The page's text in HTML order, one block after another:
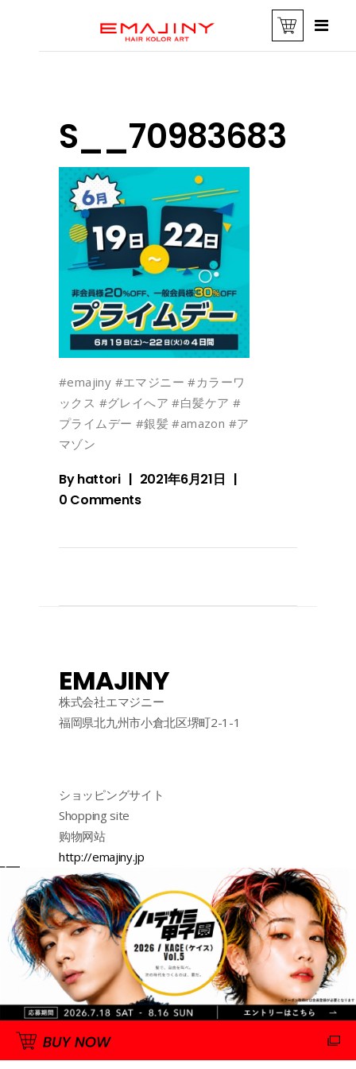
S__70983683
#emajiny #エマジニー #カラーワ
ックス #グレイへア #白髪ケア #
プライムデー #銀髪 #amazon #ア
マゾン
Byhattori
2021年6月21日
0 Comments
EMAJINY
株式会社エマジニー
福岡県北九州市小倉北区堺町2-1-1
ショッピングサイト
Shopping site
购物网站
http://emajiny.jp